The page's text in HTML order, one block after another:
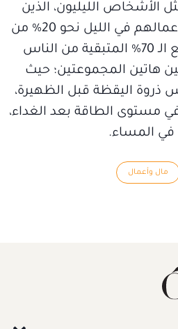
الأشخاص الليليون، الذين
ينجزون أفضل أعمالهم في الليل نحو 20% من
الناس، بينما تقع الـ 70% المتبقية من الناس
هاتين المجموعتين؛ حيث
ذروة اليقظة قبل الظهيرة،
مستوى الطاقة بعد الغداء،
في المساء.
مال وأعمال